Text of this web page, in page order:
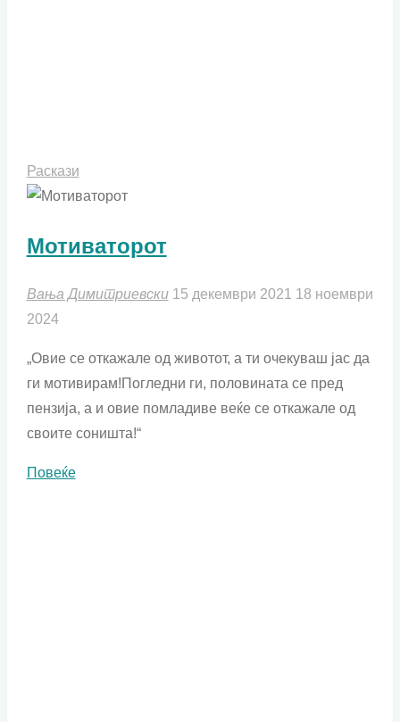
Раскази
Мотиваторот
Вања Димитриевски 15 декември 2021 18 ноември
2024
„Овие се откажале од животот, а ти очекуваш јас да
ги мотивирам!Погледни ги, половината се пред
пензија, а и овие помладиве веќе се откажале од
своите соништа!“
Повеќе"Мотиваторот"